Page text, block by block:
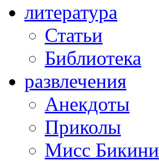
литература
Статьи
Библиотека
развлечения
Анекдоты
Приколы
Мисс Бикини